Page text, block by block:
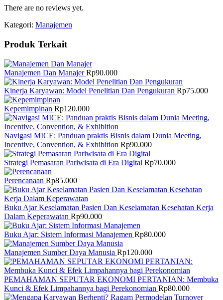
There are no reviews yet.
Kategori: Manajemen
Produk Terkait
Manajemen Dan ManajerRp90.000
Kinerja Karyawan: Model Penelitian Dan Pengukuran Rp75.000
Kepemimpinan Rp120.000
Navigasi MICE: Panduan praktis Bisnis dalam Dunia Meeting,
Incentive, Convention, & Exhibition Rp90.000
Strategi Pemasaran Pariwisata di Era Digital Rp70.000
Perencanaan Rp85.000
Buku Ajar Keselamatan Pasien Dan Keselamatan Kesehatan Kerja
Dalam Keperawatan Rp90.000
Buku Ajar: Sistem Informasi Manajemen Rp80.000
Manajemen Sumber Daya Manusia Rp120.000
PEMAHAMAN SEPUTAR EKONOMI PERTANIAN: Membuka
Kunci & Efek Limpahannya bagi Perekonomian Rp80.000